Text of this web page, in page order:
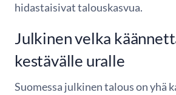
hidastaisivat talouskasvua.
Julkinen velka
kestävälle uralle
Suomessa julkinen talous on yhä